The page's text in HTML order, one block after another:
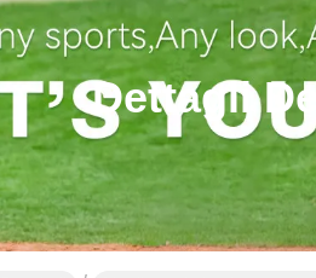
Dettagli